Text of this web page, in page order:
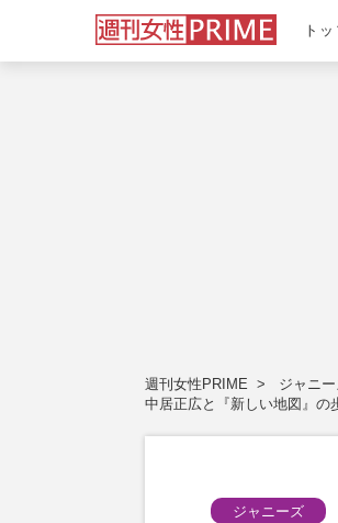
ト
週刊女性PRIME ジャニ
中居正広と『新しい地図』の
ジャニーズ